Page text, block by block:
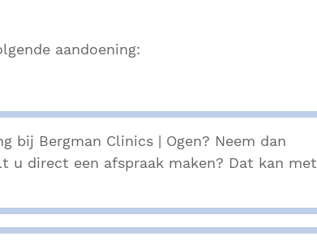
aandoening:
bij Bergman Clinics | Ogen? Neem dan
u direct een afspraak maken? Dat kan met